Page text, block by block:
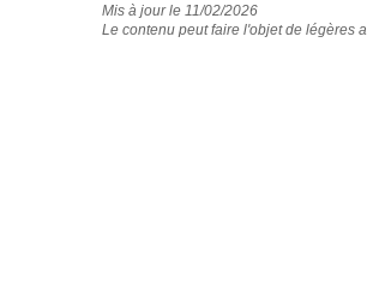
Mis à jour le 11/02/2026
Le contenu peut faire l'objet de légères